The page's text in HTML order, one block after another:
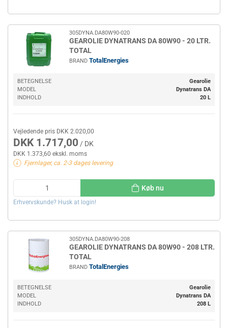
305DYNA.DA80W90-020
GEAROLIE DYNATRANS DA 80W90 - 20 LTR.
TOTAL
BRAND TotalEnergies
BETEGNELSE
Gearolie
MODEL
Dynatrans DA
INDHOLD
20 L
Vejledende pris DKK 2.020,00
DKK 1.717,00 / DK
DKK 1.373,60 ekskl. moms
Fjernlager, ca. 2-3 dages levering
Køb nu
Erhvervskunde? Husk at login!
305DYNA.DA80W90-208
GEAROLIE DYNATRANS DA 80W90 - 208 LTR.
TOTAL
BRAND TotalEnergies
BETEGNELSE
Gearolie
MODEL
Dynatrans DA
INDHOLD
208 L